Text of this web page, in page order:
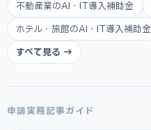
不動産業のAI・IT導入補助金
ホテル・旅館のAI・IT導入補助金
すべて見る →
申請実務記事ガイド